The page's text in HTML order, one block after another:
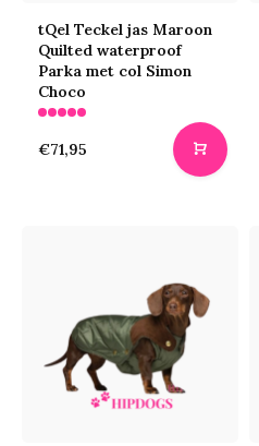
tQel Teckel jas Maroon
Quilted waterproof
Parka met col Simon
Choco
€71,95